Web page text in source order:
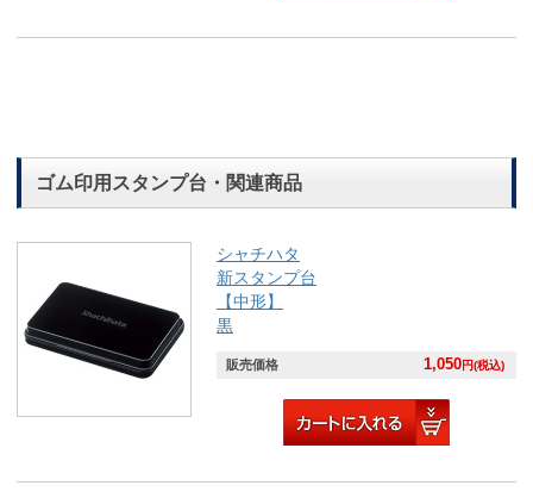
ゴム印用スタンプ台・関連商品
シャチハタ
新スタンプ台
【中形】
黒
販売価格 1,050円(税込)